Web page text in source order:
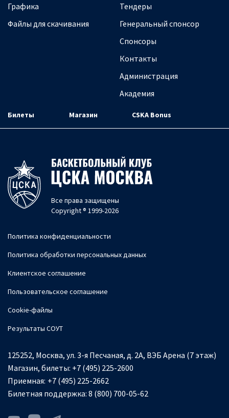
Графика
Файлы для скачивания
Тендеры
Генеральный спонсор
Спонсоры
Контакты
Администрация
Академия
Билеты Магазин CSKA Bonus
Все права защищены
Copyright ® 1999-2026
Политика конфиденциальности
Политика обработки персональных данных
Клиентское соглашение
Пользовательское соглашение
Cookie-файлы
Результаты СОУТ
125252, Москва, ул. 3-я Песчаная, д. 2А, ВЭБ Арена (7 этаж)
Магазин, билеты: +7 (495) 225-2600
Приемная: +7 (495) 225-2662
Билетная поддержка: 8 (800) 700-05-62